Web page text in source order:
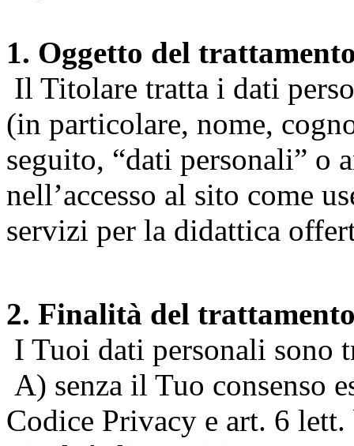
1. Oggetto del
Il Titolare tratta i dati
(in particolare, nome,
seguito, “dati personali” o
nell’accesso al sito come
servizi per la didattica
2. Finalità del
I Tuoi dati personali sono
A) senza il Tuo consenso
Codice Privacy e art. 6